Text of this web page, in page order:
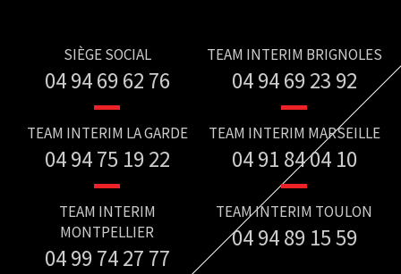
SIÈGE SOCIAL
04 94 69 62 76
TEAM INTERIM BRIGNOLES
04 94 69 23 92
TEAM INTERIM LA GARDE
04 94 75 19 22
TEAM INTERIM MARSEILLE
04 91 84 04 10
TEAM INTERIM
MONTPELLIER
04 99 74 27 77
TEAM INTERIM TOULON
04 94 89 15 59